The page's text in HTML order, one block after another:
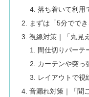
落ち着いて利用
まずは「5分でで
視線対策｜「丸見
間仕切りパーテ
カーテンや突っ
レイアウトで視
音漏れ対策｜「聞